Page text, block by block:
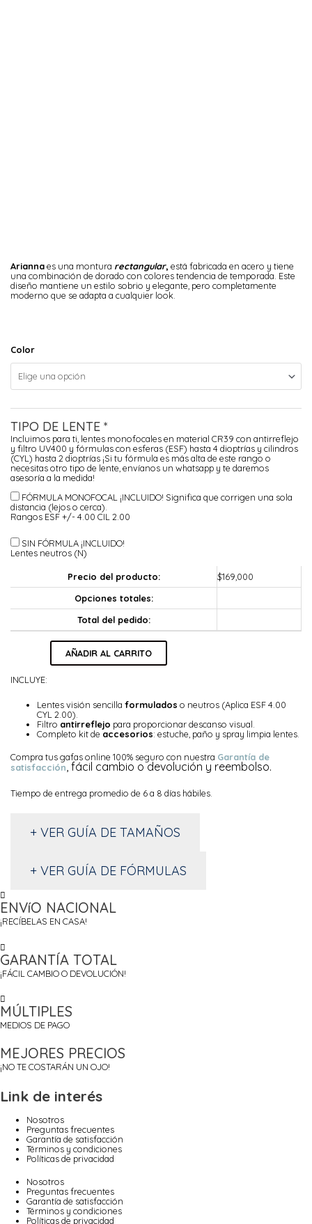
Ariannaes una montura rectangular, está fabricada en acero y tiene
una combinación de dorado con colores tendencia de temporada. Este
diseño mantiene un estilo sobrio y elegante, pero completamente
moderno que se adapta a cualquier look.
Color
TIPO DE LENTE *
Incluimos para ti, lentes monofocales en material CR39 con antirreflejo
y filtro UV400 y fórmulas con esferas (ESF) hasta 4 dioptrías y cilindros
(CYL) hasta 2 dioptrías ¡Si tu fórmula es más alta de este rango o
necesitas otro tipo de lente, envíanos un whatsapp y te daremos
asesoría a la medida!
FÓRMULA MONOFOCAL ¡INCLUIDO! Significa que corrigen una sola
distancia (lejos o cerca).
Rangos ESF +/- 4.00 CIL 2.00
SIN FÓRMULA ¡INCLUIDO!
Lentes neutros (N)
Precio del producto: $169,000
Opciones totales:
Total del pedido:
AÑADIR AL CARRITO
INCLUYE:
Lentes visión sencillaformulados o neutros (Aplica ESF 4.00
CYL 2.00).
Filtro antirreflejo para proporcionar descanso visual.
Completo kit de accesorios: estuche, paño y spray limpia lentes.
Compra tus gafas online 100% seguro con nuestra Garantía de
satisfacción, fácil cambio o devolución y reembolso.
Tiempo de entrega promedio de 6 a 8 días hábiles.
+ VER GUÍA DE TAMAÑOS
+ VER GUÍA DE FÓRMULAS
ENVíO NACIONAL
¡RECÍBELAS EN CASA!
GARANTÍA TOTAL
¡FÁCIL CAMBIO O DEVOLUCIÓN!
MÚLTIPLES
MEDIOS DE PAGO
MEJORES PRECIOS
¡NO TE COSTARÁN UN OJO!
Link de interés
Nosotros
Preguntas frecuentes
Garantía de satisfacción
Términos y condiciones
Políticas de privacidad
Nosotros
Preguntas frecuentes
Garantía de satisfacción
Términos y condiciones
Políticas de privacidad